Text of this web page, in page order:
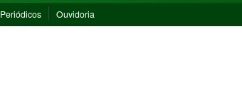
Periódicos Ouvidoria